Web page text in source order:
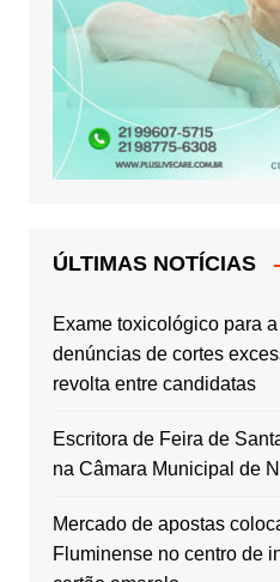
ÚLTIMAS NOTÍCIAS
Exame toxicológico para
denúncias de cortes
revolta entre candidatas
Escritora de Feira de
na Câmara Municipal de
Mercado de apostas
Fluminense no centro de